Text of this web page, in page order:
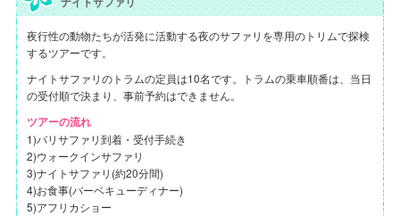
夜行性の動物たちが活発に活動する夜のサファリを専用のトリムで探検
するツアーです。
ナイトサファリのトラムの定員は10名です。トラムの乗車順番は、当日
の受付順で決まり、事前予約はできません。
ツアーの流れ
1)バリサファリ到着・受付手続き
2)ウォークインサファリ
3)ナイトサファリ(約20分間)
4)お食事(バーベキューディナー)
5)アフリカショー